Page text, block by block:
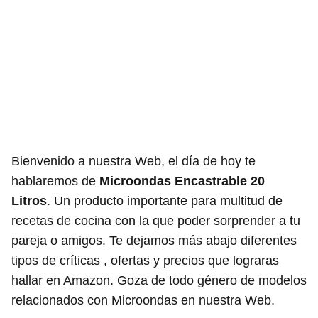
Bienvenido a nuestra Web, el día de hoy te
hablaremos de Microondas Encastrable 20
Litros. Un producto importante para multitud de
recetas de cocina con la que poder sorprender a tu
pareja o amigos. Te dejamos más abajo diferentes
tipos de críticas , ofertas y precios que lograras
hallar en Amazon. Goza de todo género de modelos
relacionados con Microondas en nuestra Web.